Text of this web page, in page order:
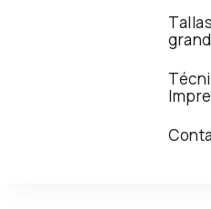
Tallas